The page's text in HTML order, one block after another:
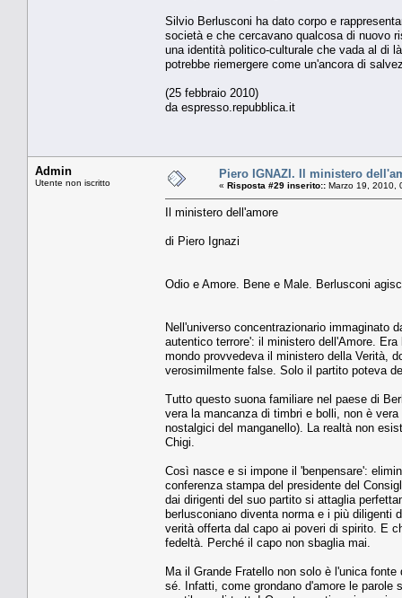
Silvio Berlusconi ha dato corpo e
società e che cercavano qualcosa di nuovo
una identità politico-culturale che vada al di
potrebbe riemergere come un'ancora di
(25 febbraio 2010)
da espresso.repubblica.it
Admin
Utente non iscritto
Piero IGNAZI. Il ministero
« Risposta #29 inserito:: Marzo 19, 2010,
Il ministero dell'amore
di Piero Ignazi
Odio e Amore. Bene e Male. Berlusconi
Nell'universo concentrazionario immaginato
autentico terrore': il ministero dell'Amore.
mondo provvedeva il ministero della Verità,
verosimilmente false. Solo il partito poteva
Tutto questo suona familiare nel paese di
vera la mancanza di timbri e bolli, non è
nostalgici del manganello). La realtà non
Chigi.
Così nasce e si impone il 'benpensare':
conferenza stampa del presidente del
dai dirigenti del suo partito si attaglia
berlusconiano diventa norma e i più diligenti
verità offerta dal capo ai poveri di spirito. E
fedeltà. Perché il capo non sbaglia mai.
Ma il Grande Fratello non solo è l'unica
sé. Infatti, come grondano d'amore le parole